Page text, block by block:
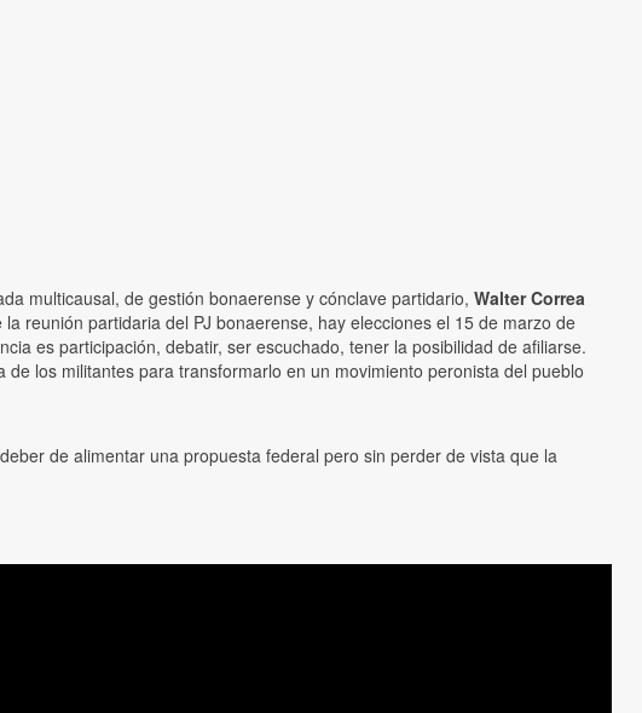
multicausal, de gestión bonaerense y cónclave partidario, Walter Correa
reunión partidaria del PJ bonaerense, hay elecciones el 15 de marzo de
es participación, debatir, ser escuchado, tener la posibilidad de afiliarse.
los militantes para transformarlo en un movimiento peronista del pueblo
de alimentar una propuesta federal pero sin perder de vista que la